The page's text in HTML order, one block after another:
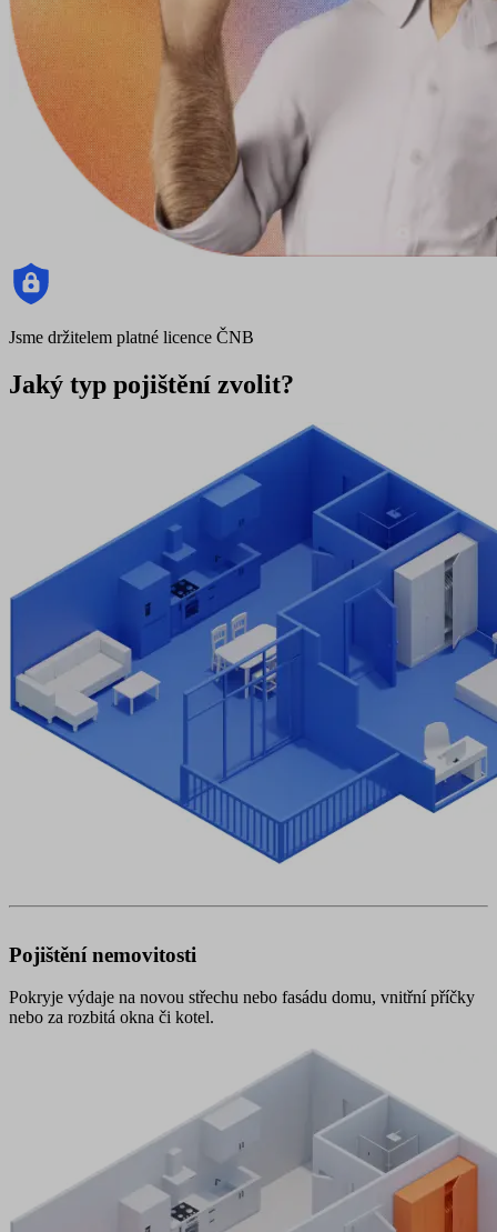
Jsme držitelem platné licence ČNB
Jaký typ pojištění zvolit?
Pojištění nemovitosti
Pokryje výdaje na novou střechu nebo fasádu domu, vnitřní příčky
nebo za rozbitá okna či kotel.